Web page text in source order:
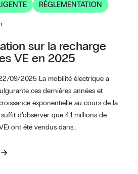
RÈGLEMENTATION
sur la recharge
VE en 2025
09/2025 La mobilité électrique a
ces dernières années et
exponentielle au cours de la
d’observer que 4,1 millions de
ont été vendus dans…